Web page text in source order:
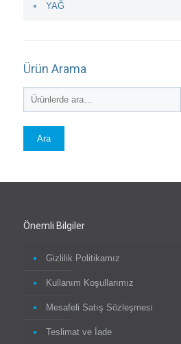
YAĞ
Ürün Arama
Ara
Önemli Bilgiler
Gizlilik Politikamız
Kullanım Koşullarımız
Mesafeli Satış Sözleşmesi
Teslimat ve İade